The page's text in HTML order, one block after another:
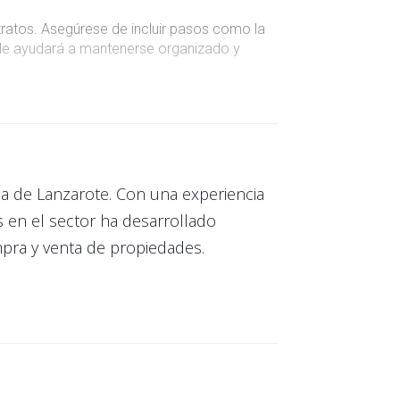
Asegúrese de incluir pasos como la
ayudará a mantenerse organizado y
Dedique tiempo a practicar sus
a entablar relaciones con los clientes y
Invierta en software y herramientas
tus posibilidades de éxito.
de Lanzarote. Con una experiencia
en el sector ha desarrollado
y venta de propiedades.